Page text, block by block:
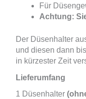
Für
Achtung:
Der Düsenhalter
und diesen dann
in kürzester Zeit
Lieferumfang
1 Düsenhalter